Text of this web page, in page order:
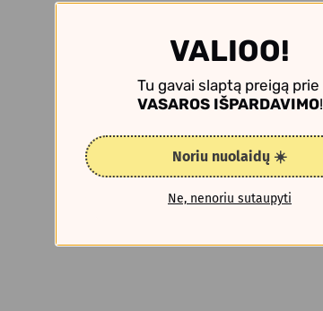
VALIOO!
Tu gavai slaptą preigą prie
VASAROS IŠPARDAVIMO!
Noriu nuolaidų ☀️
Ne, nenoriu sutaupyti